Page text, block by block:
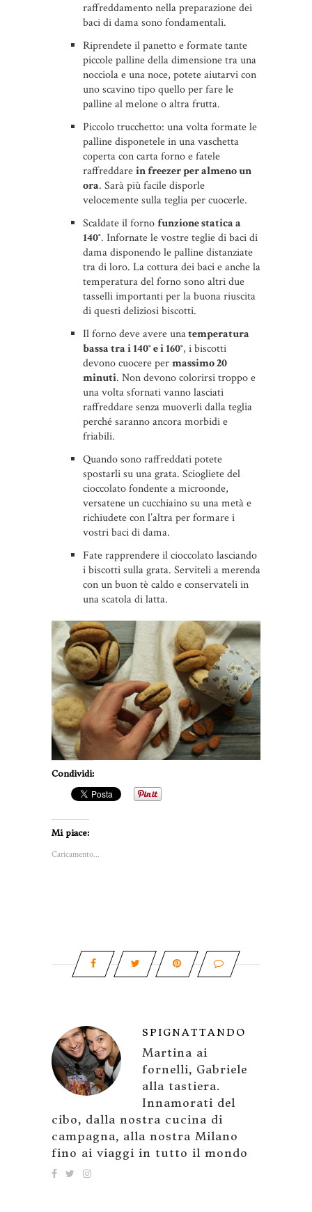
raffreddamento nella preparazione dei
baci di dama sono fondamentali.
Riprendete il panetto e formate tante
piccole palline della dimensione tra una
nocciola e una noce, potete aiutarvi con
uno scavino tipo quello per fare le
palline al melone o altra frutta.
Piccolo trucchetto: una volta formate le
palline disponetele in una vaschetta
coperta con carta forno e fatele
raffreddarein freezer per almeno un
ora. Sarà più facile disporle
velocemente sulla teglia per cuocerle.
Scaldate il fornofunzione statica a
140°. Infornate le vostre teglie di baci di
dama disponendo le palline distanziate
tra di loro. La cottura dei baci e anche la
temperatura del forno sono altri due
tasselli importanti per la buona riuscita
di questi deliziosi biscotti.
Il forno deve avere unatemperatura
bassa tra i 140° e i 160°, i biscotti
devono cuocere permassimo 20
minuti. Non devono colorirsi troppo e
una volta sfornati vanno lasciati
raffreddare senza muoverli dalla teglia
perché saranno ancora morbidi e
friabili.
Quando sono raffreddati potete
spostarli su una grata. Sciogliete del
cioccolato fondente a microonde,
versatene un cucchiaino su una metà e
richiudete con l’altra per formare i
vostri baci di dama.
Fate rapprendere il cioccolato lasciando
i biscotti sulla grata. Serviteli a merenda
con un buon tè caldo e conservateli in
una scatola di latta.
Condividi:
Mi piace:
Caricamento...
SPIGNATTANDO
Martina ai
fornelli, Gabriele
alla tastiera.
Innamorati del
cibo, dalla nostra cucina di
campagna, alla nostra Milano
fino ai viaggi in tutto il mondo